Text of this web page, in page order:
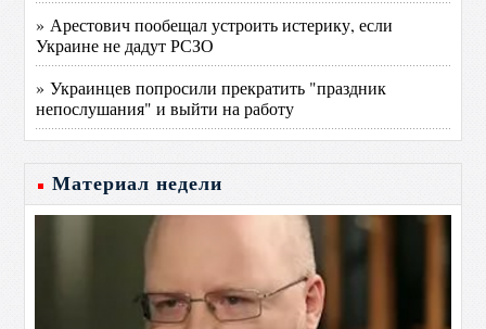
» Арестович пообещал устроить истерику, если
Украине не дадут РСЗО
» Украинцев попросили прекратить "праздник
непослушания" и выйти на работу
Материал недели